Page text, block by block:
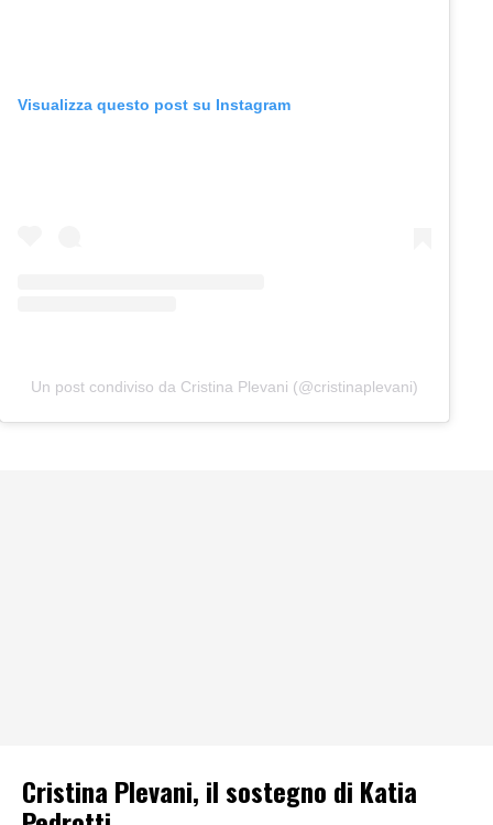
Visualizza questo post su Instagram
Un post condiviso da Cristina Plevani (@cristinaplevani)
Cristina Plevani, il sostegno di Katia